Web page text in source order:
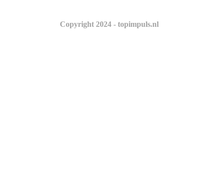
Copyright 2024 - topimpuls.nl